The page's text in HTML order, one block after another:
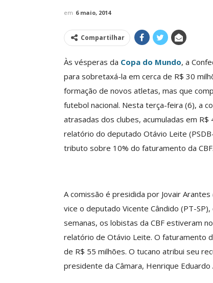
em 6 maio, 2014
Compartilhar
Às vésperas da Copa do Mundo, a
para sobretaxá-la em cerca de R$ 30
formação de novos atletas, mas que
futebol nacional. Nesta terça-feira (6), a
atrasadas dos clubes, acumuladas em
relatório do deputado Otávio Leite
tributo sobre 10% do faturamento da CBF.
A comissão é presidida por Jovair
vice o deputado Vicente Cândido (PT-
semanas, os lobistas da CBF estiveram
relatório de Otávio Leite. O faturamento
de R$ 55 milhões. O tucano atribui seu
presidente da Câmara, Henrique Eduardo
ASSECOR
“Como Criar
De
Comunicacao